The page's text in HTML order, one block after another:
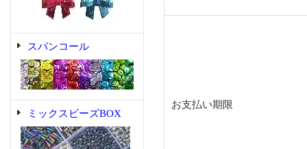
スパンコール
ミックスビーズBOX
お支払い期限